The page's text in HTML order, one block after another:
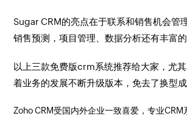
Sugar CRM的亮点在于联系和销售机会管
销售预测，项目管理、数据分析还有丰富的
以上三款免费版crm系统推荐给大家，尤
着业务的发展不断升级版本，免去了换型成
Zoho CRM受国内外企业一致喜爱，专业CRM